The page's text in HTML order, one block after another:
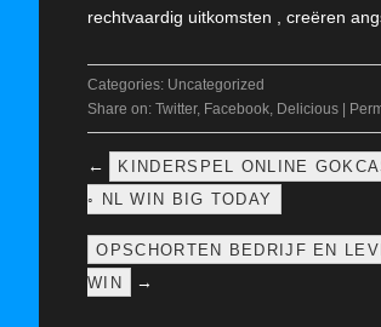
rechtvaardig uitkomsten , creëren
Categories: Uncategorized
Share on: Twitter, Facebook Delicious
←
KINDERSPEL ONLINE
◦ NL WIN BIG TODAY
OPSCHORTEN BEDRIJF EN
WIN
→